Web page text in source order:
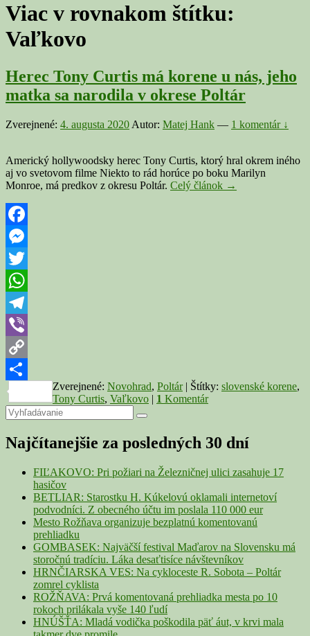
Viac v rovnakom štítku:
Vaľkovo
Herec Tony Curtis má korene u nás, jeho
matka sa narodila v okrese Poltár
Zverejnené: 4. augusta 2020 Autor: Matej Hank — 1 komentár ↓
Americký hollywoodsky herec Tony Curtis, ktorý hral okrem iného
aj vo svetovom filme Niekto to rád horúce po boku Marilyn
Monroe, má predkov z okresu Poltár. Celý článok Herec
→
Facebook
Messenger
Twitter
WhatsApp
Telegram
Viber
Copy
Link
Share
Zverejnené: Novohrad, Poltár | Štítky: slovenské korene,
Tony Curtis, Vaľkovo | 1 Komentár
Primary
Sidebar
Widget
Area
Search
for:
Search
Najčítanejšie za posledných 30 dní
FIĽAKOVO: Pri požiari na Železničnej ulici zasahuje 17
hasičov
BETLIAR: Starostku H. Kúkelovú oklamali internetoví
podvodníci. Z obecného účtu im poslala 110 000 eur
Mesto Rožňava organizuje bezplatnú komentovanú
prehliadku
GOMBASEK: Najväčší festival Maďarov na Slovensku má
storočnú tradíciu. Láka desaťtisíce návštevníkov
HRNČIARSKA VES: Na cykloceste R. Sobota – Poltár
zomrel cyklista
ROŽŇAVA: Prvá komentovaná prehliadka mesta po 10
rokoch prilákala vyše 140 ľudí
HNÚŠŤA: Mladá vodička poškodila päť áut, v krvi mala